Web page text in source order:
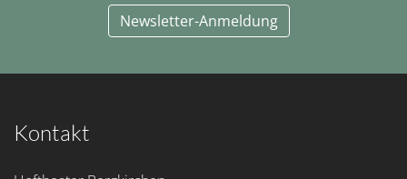
Newsletter-Anmeldung
Kontakt